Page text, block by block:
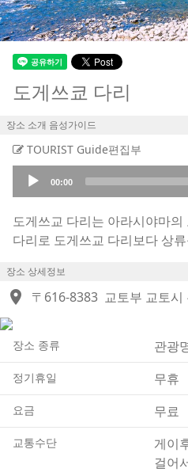
도게쓰쿄 다리
장소 소개 음성가이드
TOURIST Guide편집부
Audio
Player
00:00
도게쓰교 다리는 아라시야마
다리로 도게쓰교 다리보다 상
었습니다. 1600년대 교토 거상
큰 이익을 얻은 가도쿠라 료이
읊었다는 데서 도게쓰교라는
1934년에 완공된 현재의 다리
트로 되어 있지만 교토의 경관
무로 되어 있습니다. 교토와 아
이나 사진에 실리는 경우가 많
적인 존재이기도 합니다.
장소 상세정보
location_on 〒616-8383 교토부 교토
장소 종류 관광
정기휴일 무휴
요금 무료
교통수단
게이
걸어